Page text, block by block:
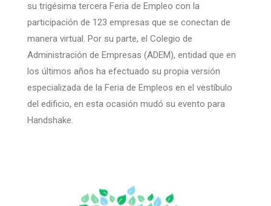
su trigésima tercera Feria de Empleo con la
participación de 123 empresas que se conectan de
manera virtual. Por su parte, el Colegio de
Administración de Empresas (ADEM), entidad que en
los últimos años ha efectuado su propia versión
especializada de la Feria de Empleos en el vestíbulo
del edificio, en esta ocasión mudó su evento para
Handshake.